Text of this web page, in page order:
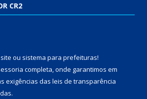
CR2
ou sistema para prefeituras!
completa, onde garantimos em
exigências das leis de transparência